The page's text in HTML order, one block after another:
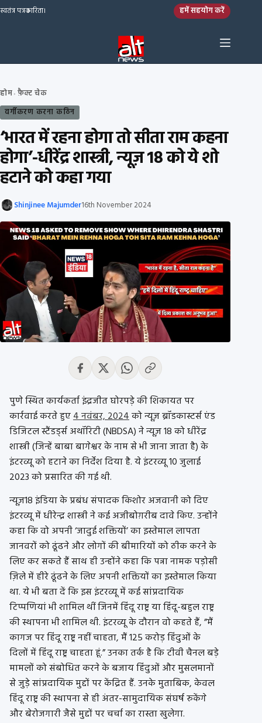
Skip to content
स्वतंत्र पत्रकारिता। हमें सहयोग करें
होम› फ़ैक्ट चेक
वर्गीकरण करना कठिन
‘भारत में रहना होगा तो सीता राम कहना
होगा’-धीरेंद्र शास्त्री, न्यूज़ 18 को ये शो
हटाने को कहा गया
Shinjinee Majumder16th November 2024
पुणे स्थित कार्यकर्ता इंद्रजीत घोरपड़े की शिकायत पर
कार्रवाई करते हुए4 नवंबर, 2024को न्यूज़ ब्रॉडकास्टर्स एंड
डिजिटल स्टैंडर्ड्स अथॉरिटी (NBDSA) ने न्यूज़ 18 को धीरेंद्र
शास्त्री (जिन्हें बाबा बागेश्वर के नाम से भी जाना जाता है) के
इंटरव्यू को हटाने का निर्देश दिया है. ये इंटरव्यू 10 जुलाई
2023 को प्रसारित की गई थी.
न्यूज़18 इंडिया के प्रबंध संपादक किशोर अजवानी को दिए
इंटरव्यू में धीरेन्द्र शास्त्री ने कई अजीबोग़रीब दावे किए. उन्होंने
कहा कि वो अपनी ‘जादुई शक्तियों’ का इस्तेमाल लापता
जानवरों को ढूंढने और लोगों की बीमारियों को ठीक करने के
लिए कर सकते हैं साथ ही उन्होंने कहा कि पन्ना नामक पड़ोसी
ज़िले में हीरे ढूंढने के लिए अपनी शक्तियों का इस्तेमाल किया
था. ये भी बता दें कि इस इंटरव्यू में कई सांप्रदायिक
टिप्पणियां भी शामिल थीं जिनमें हिंदू राष्ट्र या हिंदू-बहुल राष्ट्र
की स्थापना भी शामिल थी. इंटरव्यू के दौरान वो कहते हैं, ”मैं
कागज पर हिंदू राष्ट्र नहीं चाहता, मैं 125 करोड़ हिंदुओं के
दिलों में हिंदू राष्ट्र चाहता हूं.” उनका तर्क है कि टीवी चैनल बड़े
मामलों को संबोधित करने के बजाय हिंदुओं और मुसलमानों
से जुड़े सांप्रदायिक मुद्दों पर केंद्रित हैं. उनके मुताबिक, केवल
हिंदू राष्ट्र की स्थापना से ही अंतर-सामुदायिक संघर्ष रुकेंगे
और बेरोजगारी जैसे मुद्दों पर चर्चा का रास्ता खुलेगा.